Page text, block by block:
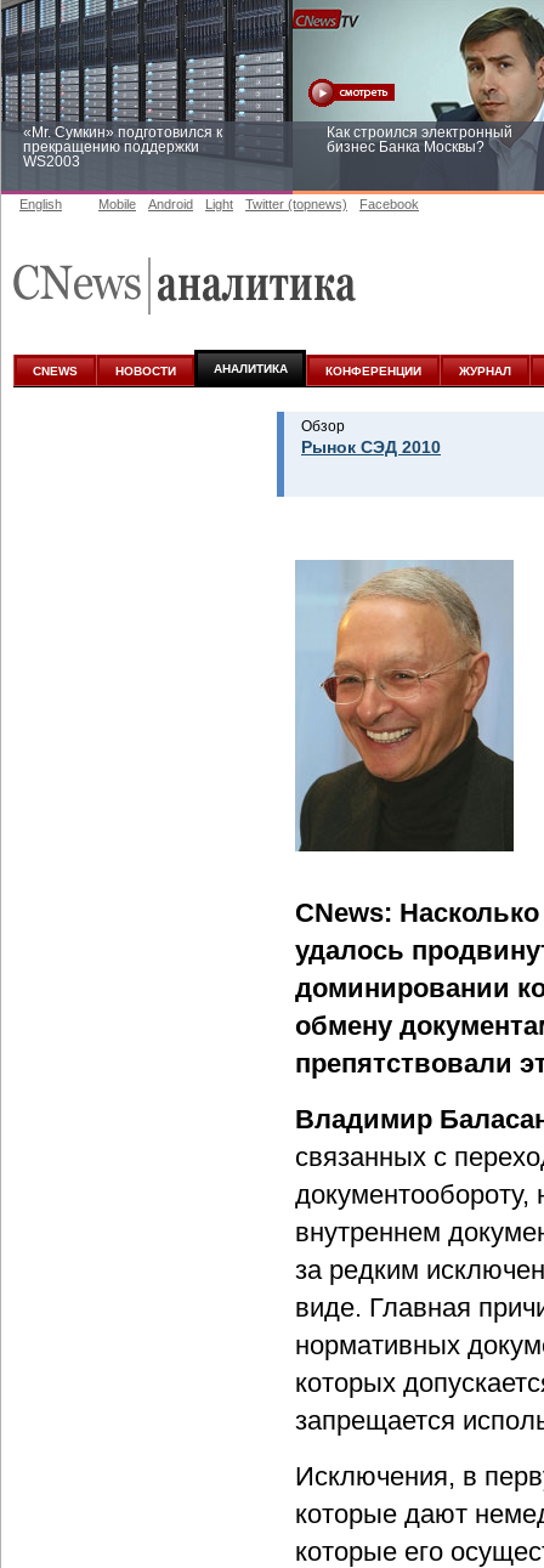
«Mr. Сумкин» подготовился к
прекращению поддержки
WS2003
Как строился электронный
бизнес Банка Москвы?
аналитике
English Mobile Android Light Twitter (topnews) Facebook
CNEWS НОВОСТИ АНАЛИТИКА КОНФЕРЕНЦИИ ЖУРНАЛ
Обзор
Рынок СЭД 2010
CNews:
удалось
доминировании
обмену
препятствовали
Владимир
связанных с
внутреннем
за редким
виде. Главная
нормативных
которых
запрещается
Исключения, в
которые дают
которые его